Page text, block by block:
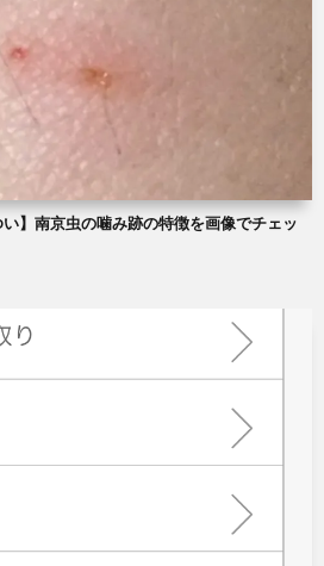
】南京虫の噛み跡の特徴を画像でチェッ